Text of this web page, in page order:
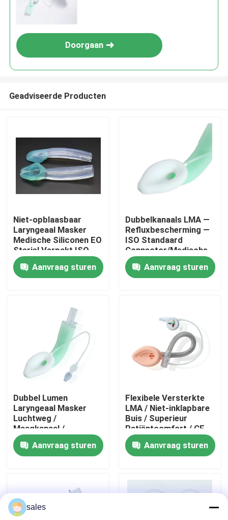
Thuis
Producten
Fabrieksreis
Contacteer ons
Vraag een offerte aan
Laryngeal Maskerluchtroute
Doorgaan
Geadviseerde Producten
Niet-opblaasbaar
Laryngeaal Masker
Medische Siliconen EO
Steriel Verpakt ISO
Gecertificeerd
Aanvraag sturen
Dubbelkanaals LMA —
Refluxbescherming —
ISO Standaard
Connector/Medische
Siliconen
Structuur/CE ISO
Aanvraag sturen
Dubbel Lumen
Laryngeaal Masker
Luchtweg /
Maagkanaal /
Medische Siliconen
Structuur/CE ISO
Aanvraag sturen
Flexibele Versterkte
LMA / Niet-inklapbare
Buis / Superieur
Patiëntcomfort / CE
ISO Gecertificeerd
Aanvraag sturen
sales